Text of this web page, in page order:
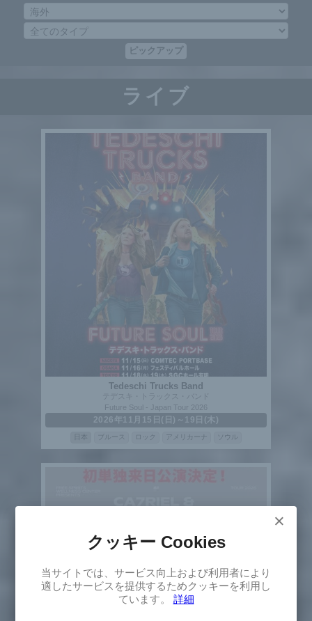
ピックアップ
ライブ
Tedeschi Trucks Band
テデスキ・トラックス・バンド
Future Soul - Japan Tour 2026
2026年11月15日(日)～19日(木)
ブルース ロック アメリカーナ ソウル
×
Select
Version
×
クッキー Cookies
当サイトでは、サービス向上および利用者により
適したサービスを提供するためクッキーを利用し
ています。 詳細